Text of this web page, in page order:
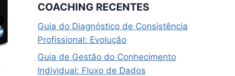
COACHING RECENTES
Guia do Diagnóstico de Consistência
Profissional: Evolução
Guia de Gestão do Conhecimento
Individual: Fluxo de Dados